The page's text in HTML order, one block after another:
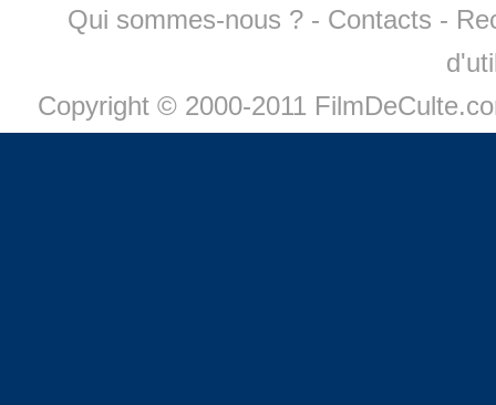
Qui sommes-nous ? - Contacts -
Copyright © 2000-2011